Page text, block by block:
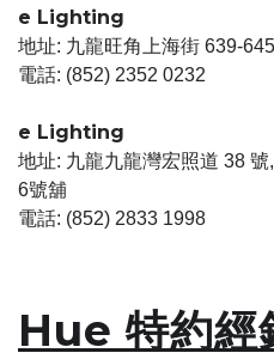
e Lighting
地址: 九龍旺角上海街 639-
電話: (852) 2352 0232
e Lighting
地址: 九龍九龍灣宏照道 38
6號舖
電話: (852) 2833 1998
Hue 特約經